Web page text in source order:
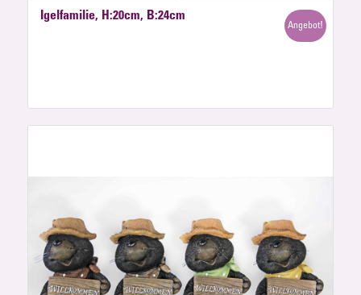
Igelfamilie, H:20cm, B:24cm
Angebot!